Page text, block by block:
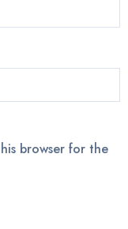
browser for the